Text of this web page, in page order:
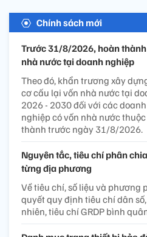
Chính sách mới
Trước 31/8/2026, hoàn
nhà nước tại doanh nghiệp
Theo đó, khẩn trương xây
cơ cấu lại vốn nhà nước tại
2026 - 2030 đối với các
nghiệp có vốn nhà nước
thành trước ngày 31/8/2026.
Nguyên tắc, tiêu chí phân
từng địa phương
Về tiêu chí, số liệu và phương
quyết quy định tiêu chí dân
nhiên, tiêu chí GRDP bình